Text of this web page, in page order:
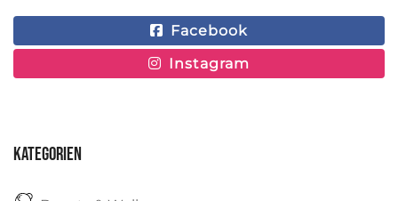
Facebook
Instagram
Kategorien